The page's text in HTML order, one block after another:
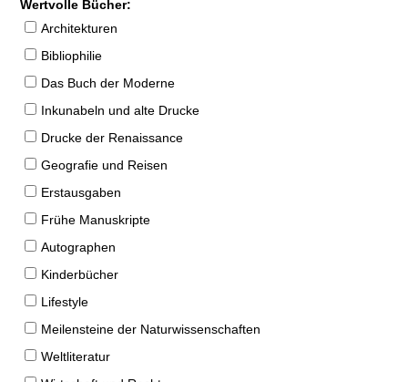
Wertvolle Bücher:
Architekturen
Bibliophilie
Das Buch der Moderne
Inkunabeln und alte Drucke
Drucke der Renaissance
Geografie und Reisen
Erstausgaben
Frühe Manuskripte
Autographen
Kinderbücher
Lifestyle
Meilensteine der Naturwissenschaften
Weltliteratur